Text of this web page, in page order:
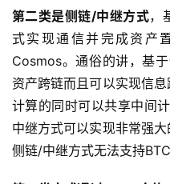
第二类是侧链/中继方式，
式实现通信并完成资产
Cosmos。通俗的讲，基
资产跨链而且可以实现信
计算的同时可以共享中间
中继方式可以实现非常强大
侧链/中继方式无法支持